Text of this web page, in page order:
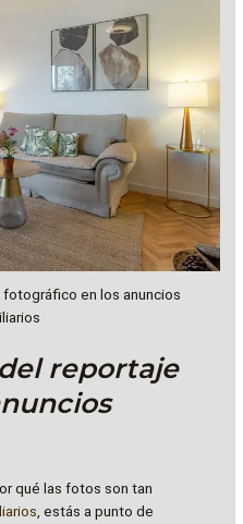
en los anuncios
reportaje
qué las fotos son tan
, estás a punto de